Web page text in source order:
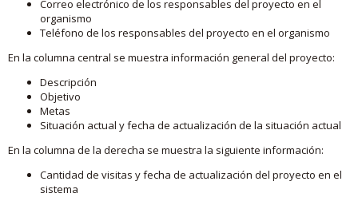
Correo electrónico de los responsables del proyecto en el
organismo
Teléfono de los responsables del proyecto en el organismo
En la columna central se muestra información general del proyecto:
Descripción
Objetivo
Metas
Situación actual y fecha de actualización de la situación actual
En la columna de la derecha se muestra la siguiente información:
Cantidad de visitas y fecha de actualización del proyecto en el
sistema